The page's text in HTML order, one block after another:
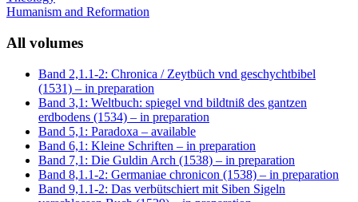
Humanism and Reformation
All volumes
Band 2,1.1-2: Chronica / Zeytbüch vnd geschychtbibel
(1531) – in preparation
Band 3,1: Weltbuch: spiegel vnd bildtniß des gantzen
erdbodens (1534) – in preparation
Band 5,1: Paradoxa – available
Band 6,1: Kleine Schriften – in preparation
Band 7,1: Die Guldin Arch (1538) – in preparation
Band 8,1.1-2: Germaniae chronicon (1538) – in preparation
Band 9,1.1-2: Das verbütschiert mit Siben Sigeln